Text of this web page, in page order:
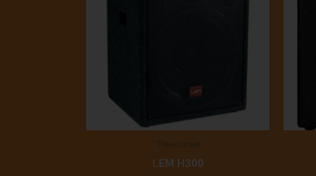
LEM H300